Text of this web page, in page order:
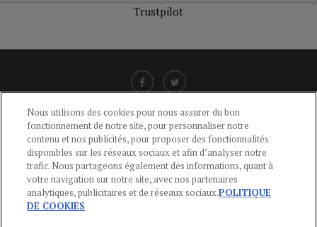
Trustpilot
CGU-POLITIQUE DE CONFIDENTIALITÉ -POLITIQUE DES COOKIES
MENTIONS LÉGALES -AIDE
CONTACT
Nous utilisons des cookies pour nous assurer du bon
fonctionnement de notre site, pour personnaliser notre
contenu et nos publicités, pour proposer des fonctionnalités
disponibles sur les réseaux sociaux et afin d’analyser notre
trafic. Nous partageons également des informations, quant à
votre navigation sur notre site, avec nos partenaires
analytiques, publicitaires et de réseaux sociaux.POLITIQUE
DE COOKIES